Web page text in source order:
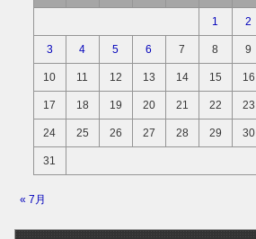
1 2
3 4 5 6 7 8 9
10 11 12 13 14 15 16
17 18 19 20 21 22 23
24 25 26 27 28 29 30
31
« 7月